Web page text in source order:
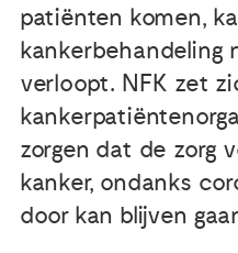
Nieuws
Agenda
Publicaties
patiënten komen,
kankerbehandeling
verloopt. NFK zet
zorgen dat de zorg
kanker, ondanks
door kan blijven